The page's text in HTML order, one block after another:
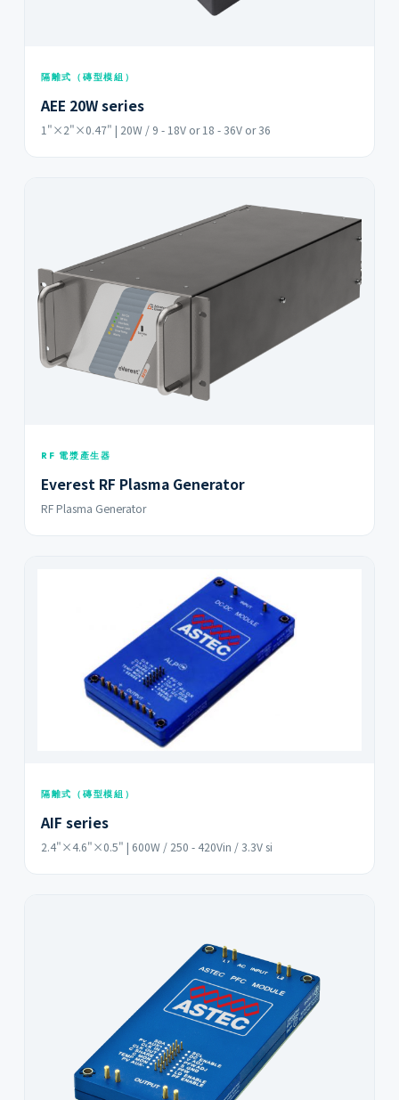
隔離式（磚型模組）
AEE 20W series
1"×2"×0.47" | 20W / 9 - 18V or 18 - 36V or 36
RF 電漿產生器
Everest RF Plasma Generator
RF Plasma Generator
隔離式（磚型模組）
AIF series
2.4"×4.6"×0.5" | 600W / 250 - 420Vin / 3.3V si